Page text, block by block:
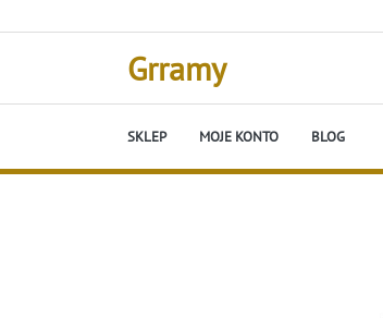
to
Grramy
SKLEP MOJE KONTO BLOG